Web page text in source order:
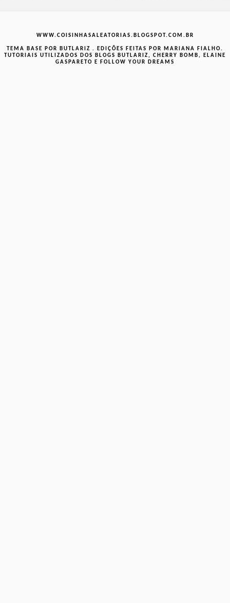
RESENHA: A JOIA RESENHA: SILO
WWW.COISINHASALEATORIAS.BLOGSPOT.COM.BR
TEMA BASE POR BUTLARIZ . EDIÇÕES FEITAS POR MARIANA FIALHO.
TUTORIAIS UTILIZADOS DOS BLOGS BUTLARIZ, CHERRY BOMB, ELAINE
GASPARETO E FOLLOW YOUR DREAMS